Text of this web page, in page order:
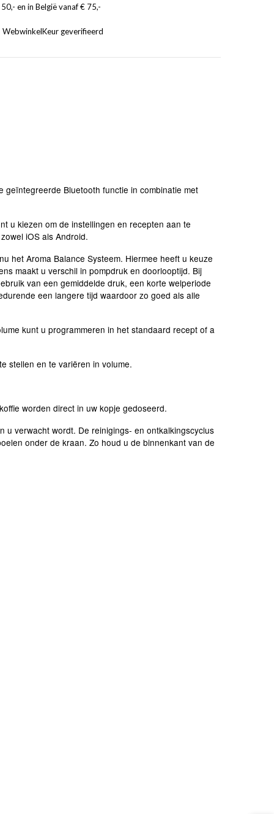
en in België vanaf € 75,-
WebwinkelKeur geverifieerd
geïntegreerde Bluetooth functie in combinatie met
u kiezen om de instellingen en recepten aan te
iOS als Android.
het Aroma Balance Systeem. Hiermee heeft u keuze
maakt u verschil in pompdruk en doorlooptijd. Bij
van een gemiddelde druk, een korte welperiode
een langere tijd waardoor zo goed als alle
kunt u programmeren in het standaard recept of a
stellen en te variëren in volume.
worden direct in uw kopje gedoseerd.
u verwacht wordt. De reinigings- en ontkalkingscyclus
onder de kraan. Zo houd u de binnenkant van de